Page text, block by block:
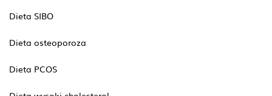
Dieta SIBO
Dieta osteoporoza
Dieta PCOS